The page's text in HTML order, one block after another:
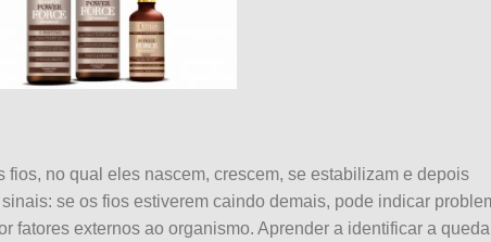
no qual eles nascem, crescem, se estabilizam e depois
se os fios estiverem caindo demais, pode indicar
fatores externos ao organismo. Aprender a identificar a queda